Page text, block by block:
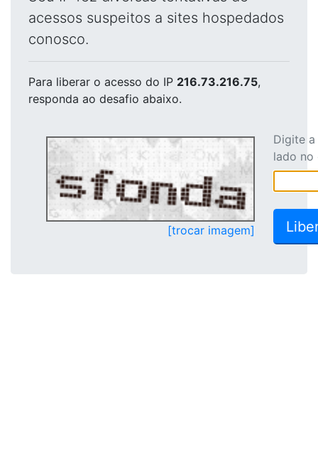
acessos suspeitos a sites hospedados
conosco.
Para liberar o acesso do IP 216.73.216.75,
responda ao desafio abaixo.
[trocar imagem]
Digite
lado no